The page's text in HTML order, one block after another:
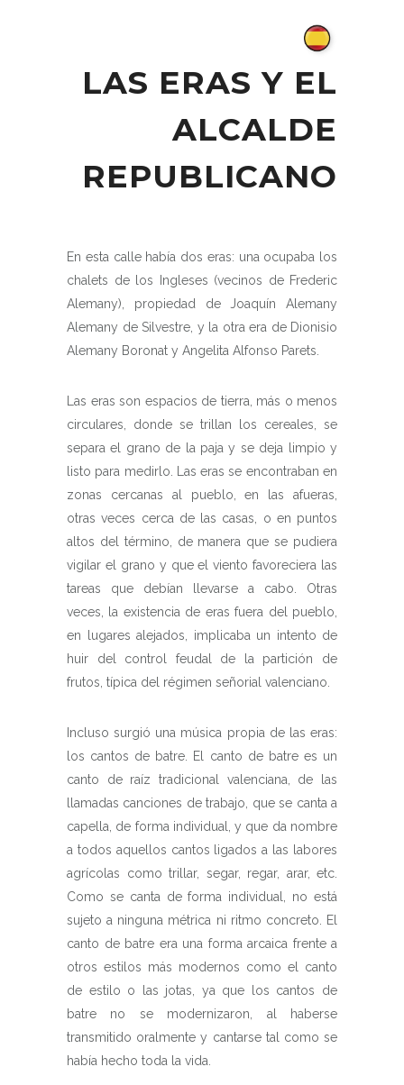
LAS ERAS Y EL
ALCALDE
REPUBLICANO
En esta calle había dos eras: una ocupaba los
chalets de los Ingleses (vecinos de Frederic
Alemany), propiedad de Joaquín Alemany
Alemany de Silvestre, y la otra era de Dionisio
Alemany Boronat y Angelita Alfonso Parets.
Las eras son espacios de tierra, más o menos
circulares, donde se trillan los cereales, se
separa el grano de la paja y se deja limpio y
listo para medirlo. Las eras se encontraban en
zonas cercanas al pueblo, en las afueras,
otras veces cerca de las casas, o en puntos
altos del término, de manera que se pudiera
vigilar el grano y que el viento favoreciera las
tareas que debían llevarse a cabo. Otras
veces, la existencia de eras fuera del pueblo,
en lugares alejados, implicaba un intento de
huir del control feudal de la partición de
frutos, típica del régimen señorial valenciano.
Incluso surgió una música propia de las eras:
los cantos de batre. El canto de batre es un
canto de raíz tradicional valenciana, de las
llamadas canciones de trabajo, que se canta a
capella, de forma individual, y que da nombre
a todos aquellos cantos ligados a las labores
agrícolas como trillar, segar, regar, arar, etc.
Como se canta de forma individual, no está
sujeto a ninguna métrica ni ritmo concreto. El
canto de batre era una forma arcaica frente a
otros estilos más modernos como el canto
de estilo o las jotas, ya que los cantos de
batre no se modernizaron, al haberse
transmitido oralmente y cantarse tal como se
había hecho toda la vida.